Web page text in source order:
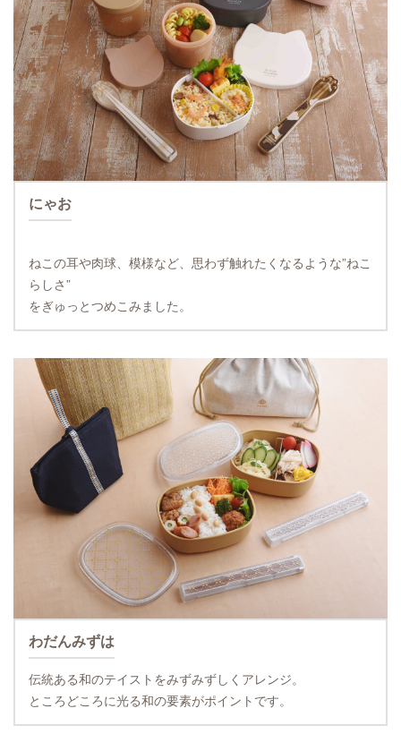
にゃお
ねこの耳や肉球、模様など、思わず触れたくなるような”ねこ
らしさ”
をぎゅっとつめこみました。
わだんみずは
伝統ある和のテイストをみずみずしくアレンジ。
ところどころに光る和の要素がポイントです。